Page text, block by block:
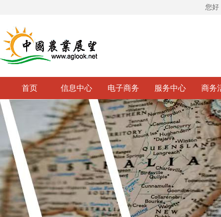
您好
首页 信息中心 电子商务 服务中心 商务